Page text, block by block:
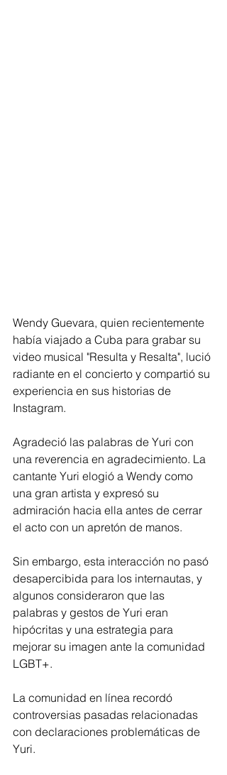
Wendy Guevara, quien recientemente
había viajado a Cuba para grabar su
video musical "Resulta y Resalta", lució
radiante en el concierto y compartió su
experiencia en sus historias de
Instagram.
Agradeció las palabras de Yuri con
una reverencia en agradecimiento. La
cantante Yuri elogió a Wendy como
una gran artista y expresó su
admiración hacia ella antes de cerrar
el acto con un apretón de manos.
Sin embargo, esta interacción no pasó
desapercibida para los internautas, y
algunos consideraron que las
palabras y gestos de Yuri eran
hipócritas y una estrategia para
mejorar su imagen ante la comunidad
LGBT+.
La comunidad en línea recordó
controversias pasadas relacionadas
con declaraciones problemáticas de
Yuri.